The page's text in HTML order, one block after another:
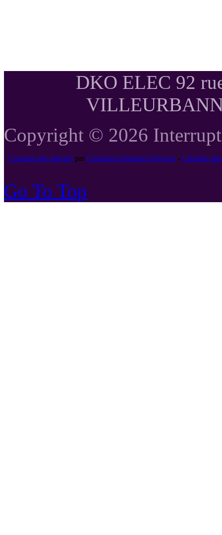
DKO ELEC 92
Copyright © 2026
Creation site internetpar Créations Solutions Services- Creation
Go To Top